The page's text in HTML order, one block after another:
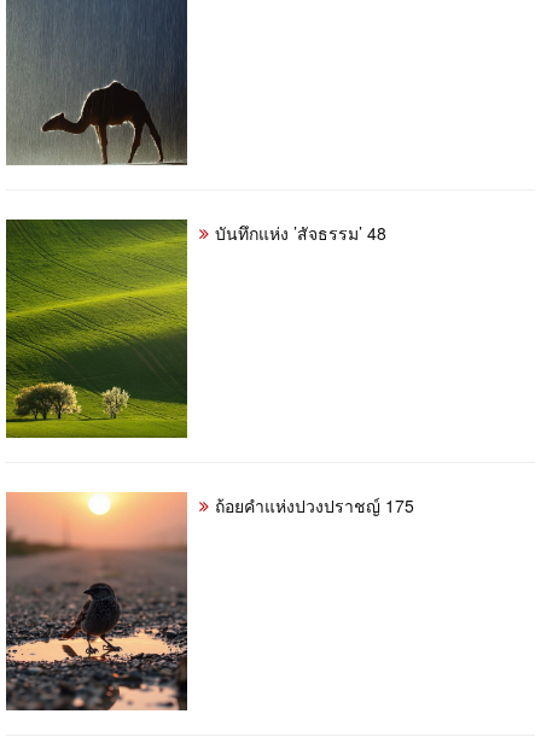
บันทึกแห่ง ’สัจธรรม’ 48
ถ้อยคำแห่งปวงปราชญ์ 175